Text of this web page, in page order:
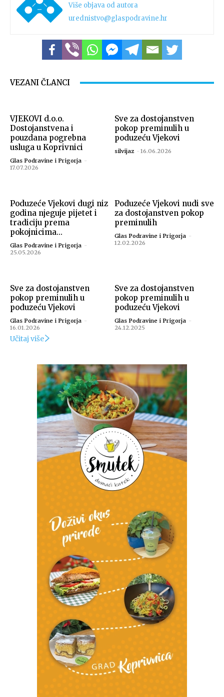
Snimio Tomislav Matijašić.
Snimio Tomislav Matijašić.
Snimio Tomislav Matijašić.
Snimio Tomislav Matijašić.
Više objava od autora
urednistvo@glaspodravine.hr
VEZANI ČLANCI
VJEKOVI d.o.o.
Dostojanstvena i
pouzdana pogrebna
usluga u Koprivnici
Glas Podravine i Prigorja -
17.07.2026
Sve za dostojanstven
pokop preminulih u
poduzeću Vjekovi
silvijaz - 16.06.2026
Poduzeće Vjekovi dugi niz
godina njeguje pijetet i
tradiciju prema
pokojnicima...
Glas Podravine i Prigorja -
25.05.2026
Poduzeće Vjekovi nudi sve
za dostojanstven pokop
preminulih
Glas Podravine i Prigorja -
12.02.2026
Sve za dostojanstven
pokop preminulih u
poduzeću Vjekovi
Glas Podravine i Prigorja -
16.01.2026
Sve za dostojanstven
pokop preminulih u
poduzeću Vjekovi
Glas Podravine i Prigorja -
24.12.2025
Učitaj više